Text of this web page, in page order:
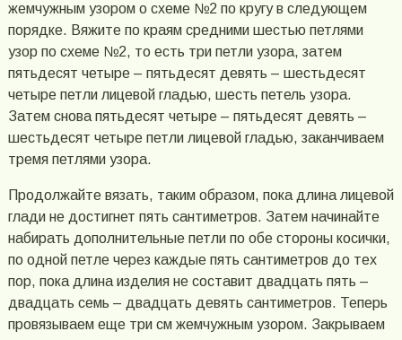
жемчужным узором о схеме №2 по кругу в следующем
порядке. Вяжите по краям средними шестью петлями
узор по схеме №2, то есть три петли узора, затем
пятьдесят четыре – пятьдесят девять – шестьдесят
четыре петли лицевой гладью, шесть петель узора.
Затем снова пятьдесят четыре – пятьдесят девять –
шестьдесят четыре петли лицевой гладью, заканчиваем
тремя петлями узора.
Продолжайте вязать, таким образом, пока длина лицевой
глади не достигнет пять сантиметров. Затем начинайте
набирать дополнительные петли по обе стороны косички,
по одной петле через каждые пять сантиметров до тех
пор, пока длина изделия не составит двадцать пять –
двадцать семь – двадцать девять сантиметров. Теперь
провязываем еще три см жемчужным узором. Закрываем